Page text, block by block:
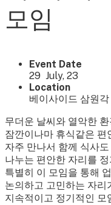
모임
Event Date
29 July, 23
Location
베이사이드 삼원각
무더운 날씨와 열악한
잠깐이나마 휴식같은 편
자주 만나서 함께 식사
나누는 편안한 자리를
특별히 이 모임을 통해
논의하고 고민하는 자리
지속적이고 정기적인 모